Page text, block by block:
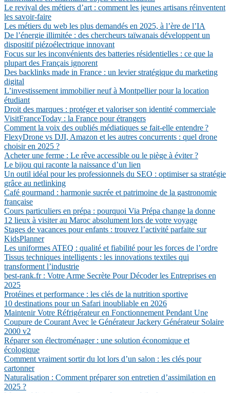
Le revival des métiers d’art : comment les jeunes artisans réinventent
les savoir-faire
Les métiers du web les plus demandés en 2025, à l’ère de l’IA
De l’énergie illimitée : des chercheurs taïwanais développent un
dispositif piézoélectrique innovant
Focus sur les inconvénients des batteries résidentielles : ce que la
plupart des Français ignorent
Des backlinks made in France : un levier stratégique du marketing
digital
L’investissement immobilier neuf à Montpellier pour la location
étudiant
Droit des marques : protéger et valoriser son identité commerciale
VisitFranceToday : la France pour étrangers
Comment la voix des oubliés médiatiques se fait-elle entendre ?
FlexyDrone vs DJI, Amazon et les autres concurrents : quel drone
choisir en 2025 ?
Acheter une ferme : Le rêve accessible ou le piège à éviter ?
Le bijou qui raconte la naissance d’un lien
Un outil idéal pour les professionnels du SEO : optimiser sa stratégie
grâce au netlinking
Café gourmand : harmonie sucrée et patrimoine de la gastronomie
française
Cours particuliers en prépa : pourquoi Via Prépa change la donne
12 lieux à visiter au Maroc absolument lors de votre voyage
Stages de vacances pour enfants : trouvez l’activité parfaite sur
KidsPlanner
Les uniformes ATEQ : qualité et fiabilité pour les forces de l’ordre
Tissus techniques intelligents : les innovations textiles qui
transforment l’industrie
best-rank.fr : Votre Arme Secrète Pour Décoder les Entreprises en
2025
Protéines et performance : les clés de la nutrition sportive
10 destinations pour un Safari inoubliable en 2026
Maintenir Votre Réfrigérateur en Fonctionnement Pendant Une
Coupure de Courant Avec le Générateur Jackery Générateur Solaire
2000 v2
Réparer son électroménager : une solution économique et
écologique
Comment vraiment sortir du lot lors d’un salon : les clés pour
cartonner
Naturalisation : Comment préparer son entretien d’assimilation en
2025 ?